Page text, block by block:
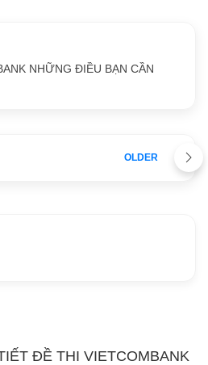
NHỮNG ĐIỀU BẠN CẦN
OLDER
ĐỀ THI VIETCOMBANK